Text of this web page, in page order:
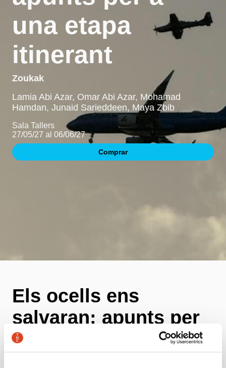
una etapa
itinerant
Zoukak
Lamia Abi Azar, Omar Abi Azar, Mohamad
Hamdan, Junaid Sarieddeen, Maya Zbib
Sala Tallers
27/05/27 al 06/06/27
Comprar
Els ocells ens
salvaran: apunts per
a una etapa itinerant